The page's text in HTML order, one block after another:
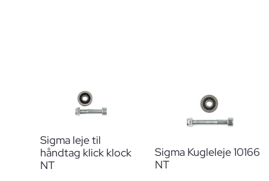
Sigma leje til
håndtag klick klock
NT
Sigma Kugleleje 10166
NT